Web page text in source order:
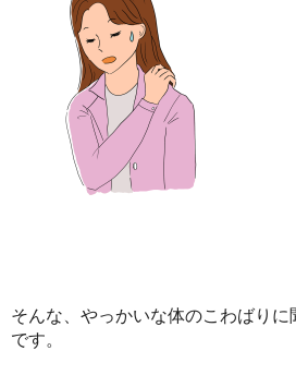
そんな、やっかいな体のこわばり
です。